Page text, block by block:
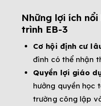
Những lợi ích
trình EB-3
Cơ hội định cư
đình có thể nhận
Quyền lợi giáo
hưởng quyền học
trường công lập